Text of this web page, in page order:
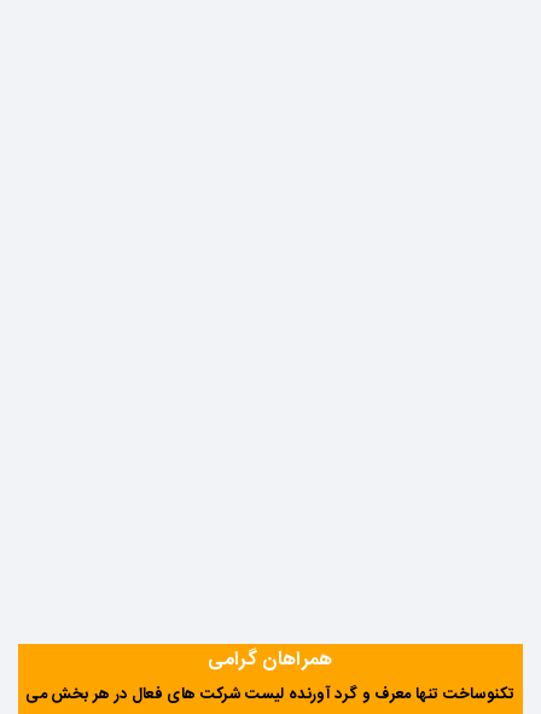
همراهان گرامی
تکنوساخت تنها معرف و گرد آورنده لیست شرکت های فعال در هر بخش می